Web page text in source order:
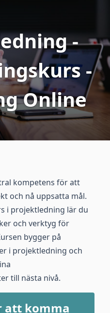
-
-
Online
kompetens för att
och nå uppsatta mål.
i projektledning lär du
och verktyg för
bygger på
i projektledning och
till nästa nivå.
att komma